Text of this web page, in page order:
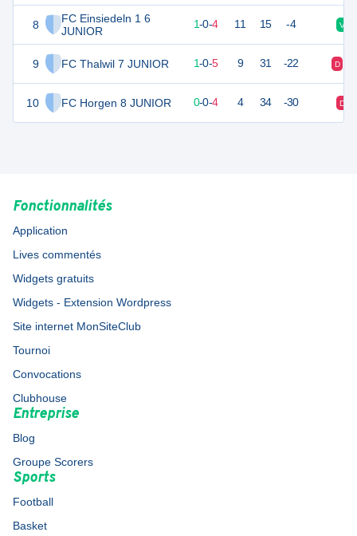
8
FC Einsiedeln 1 6
JUNIOR
9 FC Thalwil 7 JUNIOR
10 FC Horgen 8 JUNIOR
3 1-0-4 11 15 -4 V
3 1-0-5 9 31 -22 D
0 4 0-0-4 4 34 -30 D
Fonctionnalités
Application
Lives commentés
Widgets gratuits
Widgets - Extension Wordpress
Site internet MonSiteClub
Tournoi
Convocations
Clubhouse
Entreprise
Blog
Groupe Scorers
Sports
Football
Basket